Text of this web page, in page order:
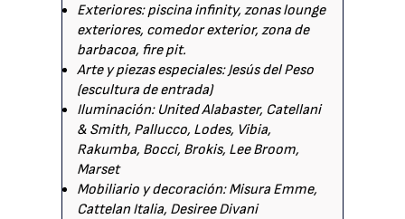
Exteriores: piscina infinity, zonas lounge
exteriores, comedor exterior, zona de
barbacoa, fire pit.
Arte y piezas especiales: Jesús del Peso
(escultura de entrada)
Iluminación: United Alabaster, Catellani
& Smith, Pallucco, Lodes, Vibia,
Rakumba, Bocci, Brokis, Lee Broom,
Marset
Mobiliario y decoración: Misura Emme,
Cattelan Italia, Desiree Divani